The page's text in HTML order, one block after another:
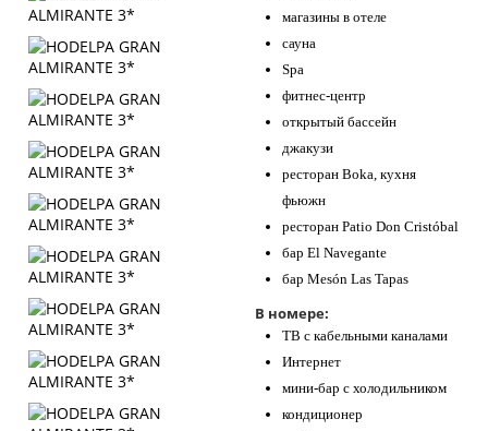
магазины в отеле
сауна
Spa
фитнес-центр
открытый бассейн
джакузи
ресторан Boka, кухня
фьюжн
ресторан Patio Don Cristóbal
бар El Navegante
бар Mesón Las Tapas
В номере:
ТВ с кабельными каналами
Интернет
мини-бар с холодильником
кондиционер